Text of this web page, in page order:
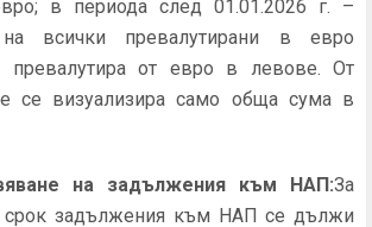
в периода след 01.01.2026 г. –
всички превалутирани в евро
превалутира от евро в левове. От
се визуализира само обща сума в
на задължения към НАП:За
срок задължения към НАП се дължи